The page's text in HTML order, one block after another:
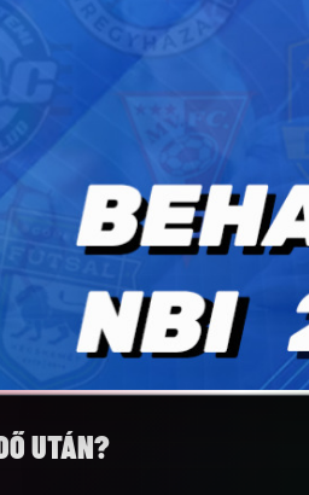
UTÁN?